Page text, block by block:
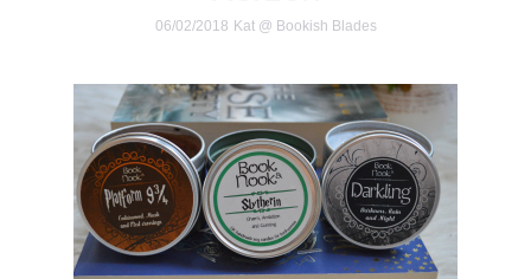
06/02/2018 Kat @ Bookish Blades